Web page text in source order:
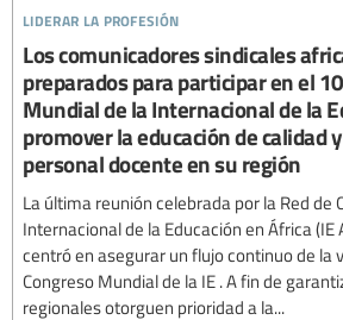
liderar la profesión
Los comunicadores sindicales
preparados para participar en el
Mundial de la Internacional de la
promover la educación de calidad
personal docente en su región
La última reunión celebrada por la Red de
Internacional de la Educación en África (IE
centró en asegurar un flujo continuo de la
Congreso Mundial de la IE . A fin de
regionales otorguen prioridad a la...